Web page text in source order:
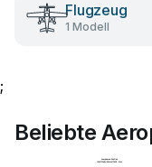
Flugzeug
1 Modell
;
Beliebte